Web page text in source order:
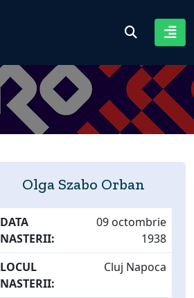
Olga Szabo Orban
DATA
NASTERII:
09 octombrie
1938
LOCUL
NASTERII:
Cluj Napoca